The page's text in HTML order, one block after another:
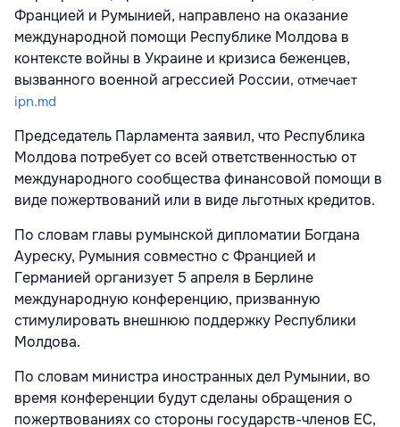
Францией и Румынией, направлено на оказание
международной помощи Республике Молдова в
контексте войны в Украине и кризиса беженцев,
вызванного военной агрессией России, отмечает
ipn.md
Председатель Парламента заявил, что Республика
Молдова потребует со всей ответственностью от
международного сообщества финансовой помощи в
виде пожертвований или в виде льготных кредитов.
По словам главы румынской дипломатии Богдана
Ауреску, Румыния совместно с Францией и
Германией организует 5 апреля в Берлине
международную конференцию, призванную
стимулировать внешнюю поддержку Республики
Молдова.
По словам министра иностранных дел Румынии, во
время конференции будут сделаны обращения о
пожертвованиях со стороны государств-членов ЕС,